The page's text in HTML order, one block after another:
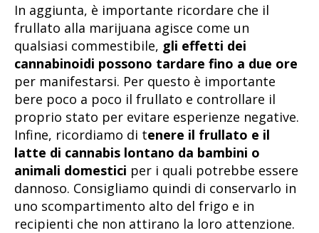
In aggiunta, è importante ricordare che il
frullato alla marijuana agisce come un
qualsiasi commestibile, gli effetti dei
cannabinoidi possono tardare fino a due ore
per manifestarsi. Per questo è importante
bere poco a poco il frullato e controllare il
proprio stato per evitare esperienze negative.
Infine, ricordiamo di tenere il frullato e il
latte di cannabis lontano da bambini o
animali domestici per i quali potrebbe essere
dannoso. Consigliamo quindi di conservarlo in
uno scompartimento alto del frigo e in
recipienti che non attirano la loro attenzione.